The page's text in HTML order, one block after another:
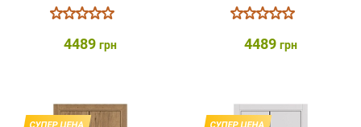
4489 грн 4489 грн